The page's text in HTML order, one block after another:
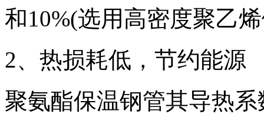
和10%(选用高密度聚乙
2、热损耗低，节约能源
聚氨酯保温钢管其导热系